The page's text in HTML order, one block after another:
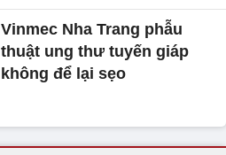
Vinmec Nha Trang phẫu
thuật ung thư tuyến giáp
không để lại sẹo